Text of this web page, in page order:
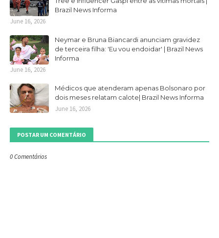
Brazil News Informa
June 16, 2026
Neymar e Bruna Biancardi anunciam gravidez
de terceira filha: 'Eu vou endoidar' | Brazil News
Informa
June 16, 2026
Médicos que atenderam apenas Bolsonaro por
dois meses relatam calote| Brazil News Informa
June 16, 2026
POSTAR UM COMENTÁRIO
0 Comentários